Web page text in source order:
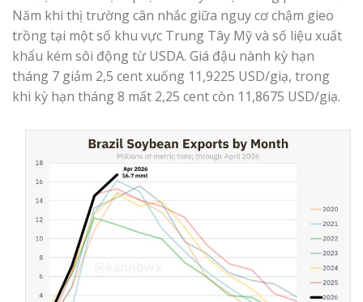
Năm khi thị trường cân nhắc giữa nguy cơ chậm gieo
trồng tại một số khu vực Trung Tây Mỹ và số liệu xuất
khẩu kém sôi động từ USDA. Giá đậu nành kỳ hạn
tháng 7 giảm 2,5 cent xuống 11,9225 USD/giạ, trong
khi kỳ hạn tháng 8 mất 2,25 cent còn 11,8675 USD/giạ.